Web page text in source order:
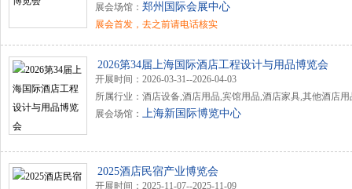
展会场馆： 郑州国际会展中心
展会首发，去之前请电话核实
2026第34届上海国际酒店工程设计与用品博览会
开展时间：2026-03-31--2026-04-03
所属行业：酒店设备,酒店用品,宾馆用品,酒店家具,其他酒店用
展会场馆： 上海新国际博览中心
2025酒店民宿产业博览会
开展时间：2025-11-07--2025-11-09